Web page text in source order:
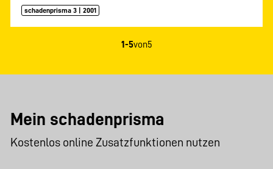
schadenprisma 3 | 2001
1-5von5
Mein schadenprisma
Kostenlos online Zusatzfunktionen nutzen